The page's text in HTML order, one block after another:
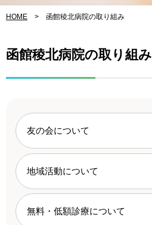
HOME > 函館稜北病院の取り組み
函館稜北病院の取り組み
友の会について
地域活動について
無料・低額診療について